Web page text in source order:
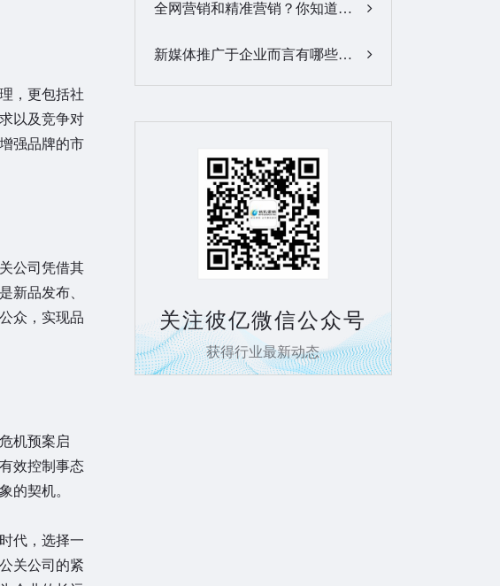
，更包括社
以及竞争对
强品牌的市
公司凭借其
新品发布、
众，实现品
机预案启
效控制事态
的契机。
代，选择一
关公司的紧
全网营销和精准营销？你知道怎么做吗？…
新媒体推广于企业而言有哪些优势？…
关注彼亿微信公众号
获得行业最新动态